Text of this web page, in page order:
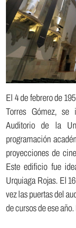
El 4 de febrero de
Torres Gómez, se
Auditorio de la
programación
proyecciones de
Este edificio fue
Urquiaga Rojas. El
vez las puertas del
de cursos de ese